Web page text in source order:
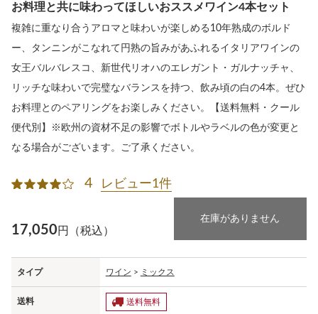
お料理と共に味わってほしいおススメワイン4本セット
複雑に重なり合うアロマと味わいが楽しめる10年熟成のボルド
ー、タンニンがこなれて円熟の旨みがあふれるイタリアワインの
女王バルバレスコ、新世代リオハのエレガント・ガルナッチャ、
リッチな味わいで完璧なバランスを持つ、飲み頃の白の4本。ぜひ
お料理とのペアリングをお楽しみください。【送料無料・クール
便代別】※欧州の資材不足の影響でボトルやラベルの色が変更と
なる場合がございます。ご了承ください。
4 レビュー1件
17,050円（税込）
在庫がありません
タイプ ワイン > ミックス
送料 送料無料